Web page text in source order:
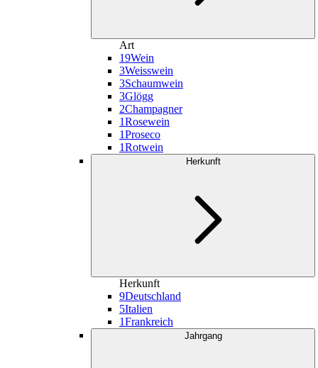
Art
19Wein
3Weisswein
3Schaumwein
3Glögg
2Champagner
1Rosewein
1Proseco
1Rotwein
Herkunft
Herkunft
9Deutschland
5Italien
1Frankreich
Jahrgang